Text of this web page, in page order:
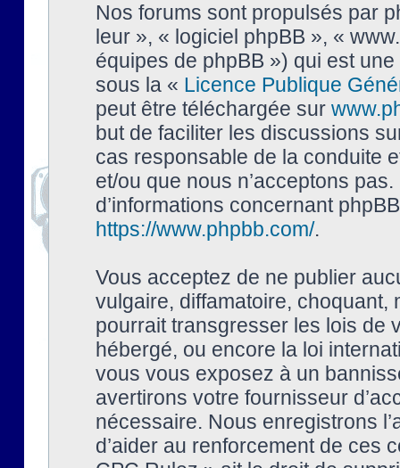
Nos forums sont propulsés par
leur », « logiciel phpBB », «
équipes de phpBB ») qui est
sous la « Licence Publique
peut être téléchargée sur
but de faciliter les discussions
cas responsable de la conduite
et/ou que nous n’acceptons
d’informations concernant
https://www.phpbb.com/.
Vous acceptez de ne publier
vulgaire, diffamatoire, choquant,
pourrait transgresser les lois de
hébergé, ou encore la loi
vous vous exposez à un
avertirons votre fournisseur
nécessaire. Nous enregistrons
d’aider au renforcement de ces